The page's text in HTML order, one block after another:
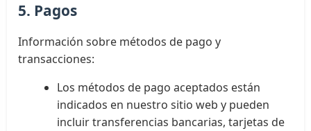
5. Pagos
Información sobre métodos de pago y
transacciones:
Los métodos de pago aceptados están
indicados en nuestro sitio web y pueden
incluir transferencias bancarias, tarjetas de